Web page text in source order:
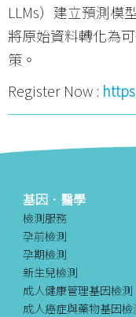
LLMs）建立預測模
將原始資料轉化為
策。
Register Now :
基因．醫學
檢測服務
孕前檢測
孕期檢測
新生兒檢測
成人健康管理基因檢測
成人癌症與藥物基因檢